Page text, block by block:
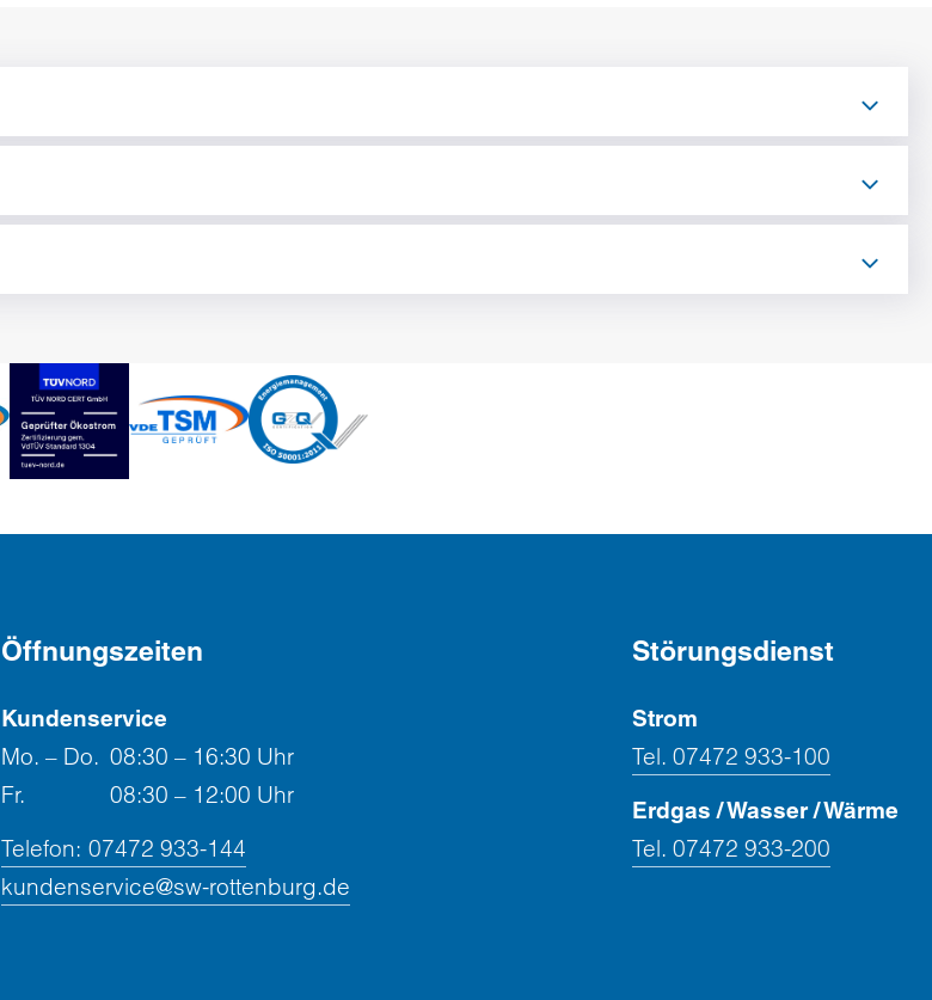
Öffnungszeiten
Kundenservice
Mo. – Do. 08:30 – 16:30 Uhr
Fr.
08:30 – 12:00 Uhr
Telefon: 07472 933-144
kundenservice@sw-rottenburg.de
Störungsdienst
Strom
Tel. 07472 933-100
Erdgas / Wasser / Wärme
Tel. 07472 933-200